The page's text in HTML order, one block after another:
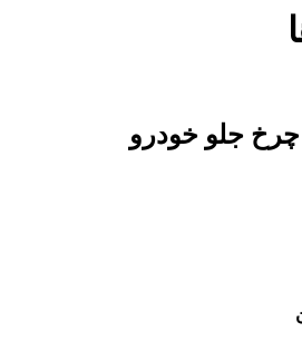
چرخ جلو خودرو